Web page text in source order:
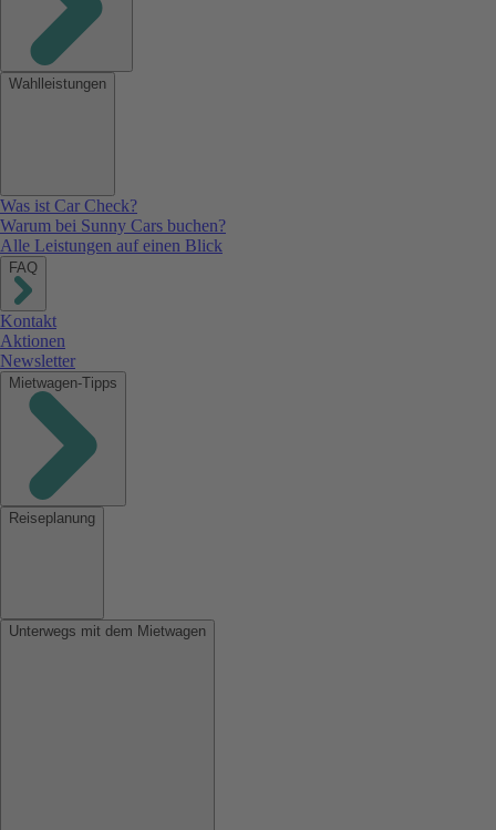
Wahlleistungen
Was ist Car Check?
Warum bei Sunny Cars buchen?
Alle Leistungen auf einen Blick
FAQ
Kontakt
Aktionen
Newsletter
Mietwagen-Tipps
Reiseplanung
Unterwegs mit dem Mietwagen